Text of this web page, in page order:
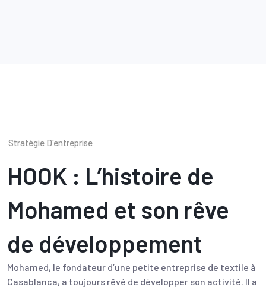
Stratégie D'entreprise
HOOK : L’histoire de
Mohamed et son rêve
de développement
Mohamed, le fondateur d’une petite entreprise de textile à
Casablanca, a toujours rêvé de développer son activité. Il a